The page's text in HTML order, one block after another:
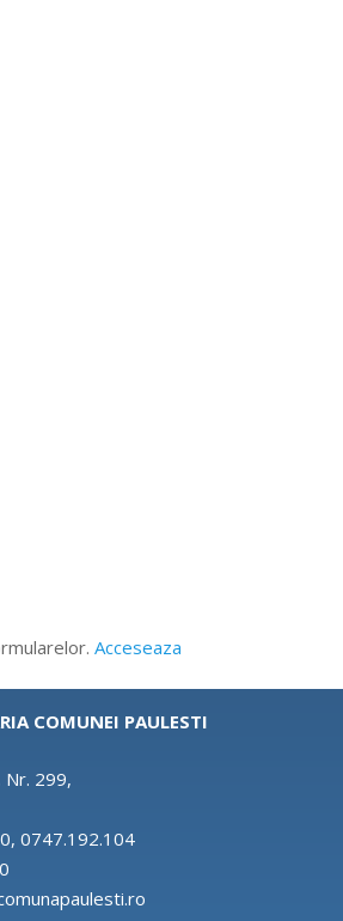
Acceseaza
COMUNEI PAULESTI
Nr. 299,
0747.192.104